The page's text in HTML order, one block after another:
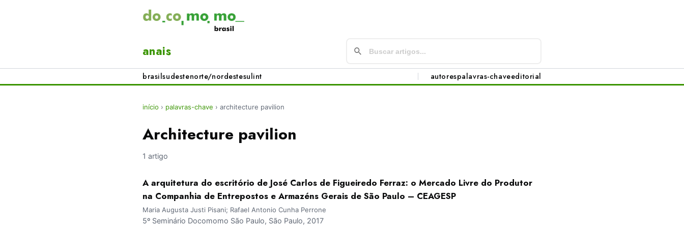
anais
brasilsudestenorte/nordestesulint autorespalavras-chaveeditorial
início › palavras-chave › architecture pavilion
Architecture pavilion
1 artigo
A arquitetura do escritório de José Carlos de Figueiredo Ferraz: o Mercado Livre do Produtor
na Companhia de Entrepostos e Armazéns Gerais de São Paulo – CEAGESP
Maria Augusta Justi Pisani; Rafael Antonio Cunha Perrone
5º Seminário Docomomo São Paulo, São Paulo, 2017